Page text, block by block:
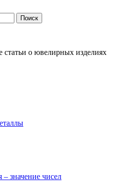
о ювелирных изделиях
– значение чисел